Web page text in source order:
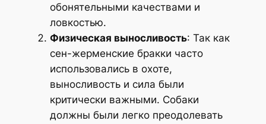
обонятельными качествами и
ловкостью.
Физическая выносливость: Так как
сен-жерменские бракки часто
использовались в охоте,
выносливость и сила были
критически важными. Собаки
должны были легко преодолевать